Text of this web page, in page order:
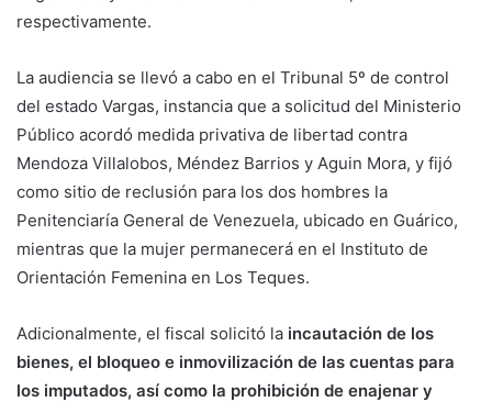
respectivamente.
La audiencia se llevó a cabo en el Tribunal 5º de control
del estado Vargas, instancia que a solicitud del Ministerio
Público acordó medida privativa de libertad contra
Mendoza Villalobos, Méndez Barrios y Aguin Mora, y fijó
como sitio de reclusión para los dos hombres la
Penitenciaría General de Venezuela, ubicado en Guárico,
mientras que la mujer permanecerá en el Instituto de
Orientación Femenina en Los Teques.
Adicionalmente, el fiscal solicitó la incautación de los
bienes, el bloqueo e inmovilización de las cuentas para
los imputados, así como la prohibición de enajenar y